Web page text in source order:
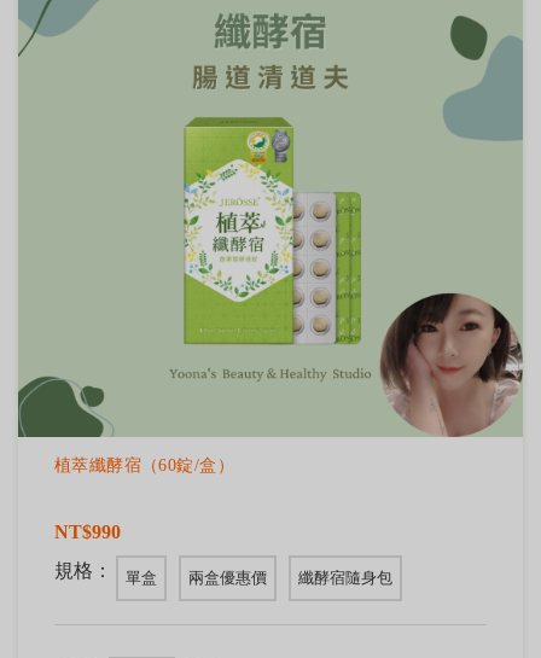
植萃纖酵宿（60錠/盒）
NT$990
規格：
單盒 兩盒優惠價 纖酵宿隨身包